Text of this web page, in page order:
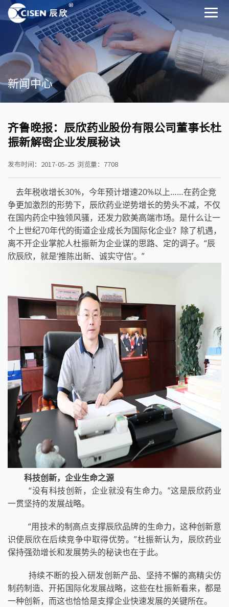
新闻中心
齐鲁晚报：辰欣药业股份有限公司董事长杜
振新解密企业发展秘诀
发布时间：2017-05-25 浏览量：7708
去年税收增长30%，今年预计增速20%以上……在药企竞
争更加激烈的形势下，辰欣药业逆势增长的势头不减，不仅
在国内药企中独领风骚，还发力欧美高端市场。是什么让一
个上世纪70年代的街道企业成长为国际化企业？除了机遇，
离不开企业掌舵人杜振新为企业谋的思路、定的调子。“辰
欣辰欣，就是‘推陈出新、诚实守信’。”
科技创新，企业生命之源
“没有科技创新，企业就没有生命力。”这是辰欣药业
一贯坚持的发展战略。
“用技术的制高点支撑辰欣品牌的生命力，这种创新意
识使辰欣在后续竞争中取得优势。”杜振新认为，辰欣药业
保持强劲增长和发展势头的秘诀也在于此。
持续不断的投入研发创新产品、坚持不懈的高精尖仿
制药制造、开拓国际化发展战略，这些在杜振新看来，都是
一种创新，而这也恰恰是支撑企业快速发展的关键所在。